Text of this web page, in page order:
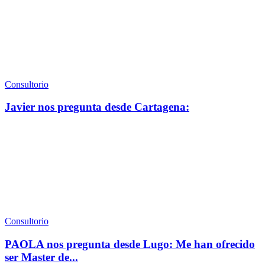
Consultorio
Javier nos pregunta desde Cartagena:
Consultorio
PAOLA nos pregunta desde Lugo: Me han ofrecido
ser Master de...